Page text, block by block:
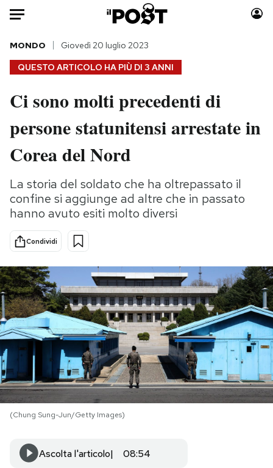
Auto
HOME
Italia
Politica
Tecnologia
Scienza
Sport
Moda
Consumismi
Media
Europa
PODCAST
NEWSLETTER
I MIEI PREFERITI
SHOP
CALENDARIO
QUESTO ARTICOLO HA PIÙ DI 3 ANNI
MONDO Giovedì 20 luglio 2023
Ci sono molti precedenti di
persone statunitensi arrestate in
Corea del Nord
La storia del soldato che ha oltrepassato il
confine si aggiunge ad altre che in passato
hanno avuto esiti molto diversi
Condividi
(Chung Sung-Jun/Getty Images)
Ascolta l'articolo 08:54